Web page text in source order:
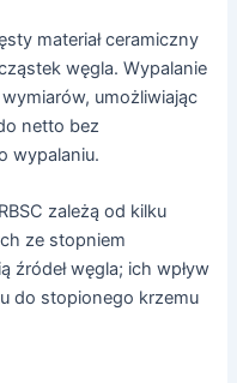
materiał ceramiczny
węgla. Wypalanie
umożliwiając
netto bez
wypalaniu.
zależą od kilku
ze stopniem
źródeł węgla; ich wpływ
do stopionego krzemu